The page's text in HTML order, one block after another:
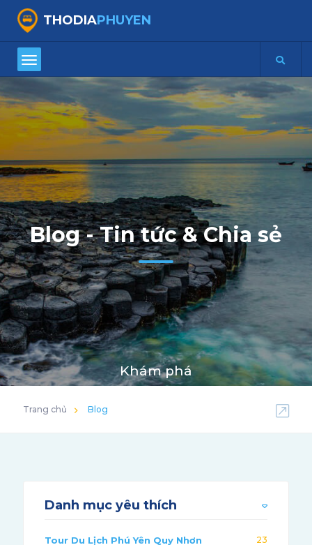
THODIAPHUYEN
Blog - Tin tức & Chia sẻ
Khám phá
Trang chủ Blog
Danh mục yêu thích
Tour Du Lịch Phú Yên Quy Nhơn 23